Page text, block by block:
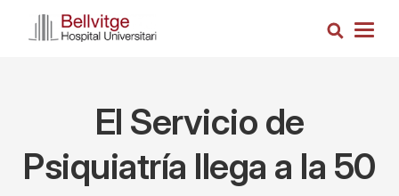
Busca
El Servicio de
Psiquiatría llega a la 50